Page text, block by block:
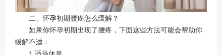
二、怀孕初期腰疼怎么缓解？
如果你怀孕初期出现了腰疼，下面这些方法可能会帮助你
缓解不适：
1.适当休息